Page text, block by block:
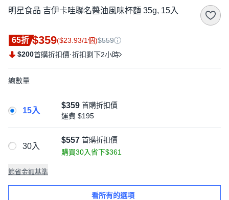
明星食品 吉伊卡哇聯名醬油風味杯麵 35g, 15入
65折 $359($23.93/1個)$559
$200首購折扣價·折扣剩下2小時
總數量
15入
$359 首購折扣價
運費 $195
30入
$557 首購折扣價
購買30入省下$361
節省金額基準
看所有的選項